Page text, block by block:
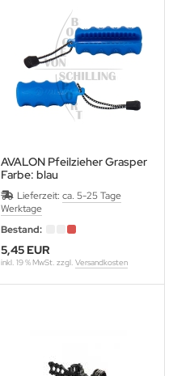
AVALON Pfeilzieher Grasper
Farbe: blau
Lieferzeit: ca. 5-25 Tage
Werktage
Bestand:
5,45 EUR
inkl. 19 % MwSt. zzgl. Versandkosten